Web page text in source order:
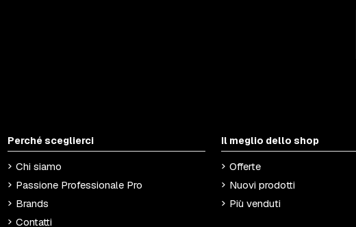
Perché sceglierci
Chi siamo
Passione Professionale Pro
Brands
Contatti
Il meglio dello shop
Offerte
Nuovi prodotti
Più venduti